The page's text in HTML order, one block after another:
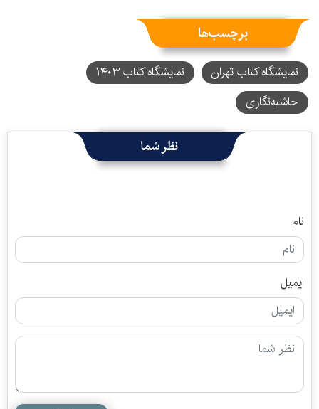
برچسب‌ها
نمایشگاه کتاب تهران
نمایشگاه کتاب ۱۴۰۳
حاشیه‌نگاری
نظر شما
نام
ایمیل